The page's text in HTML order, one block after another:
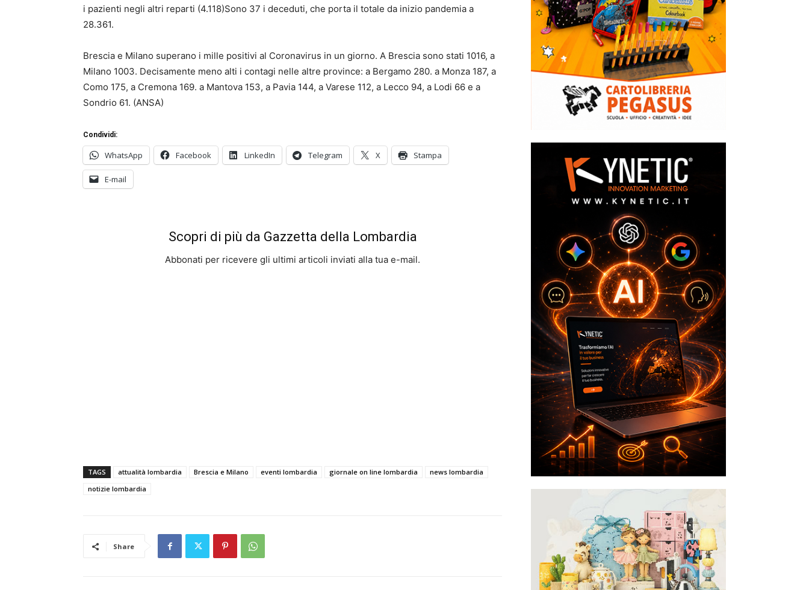
i pazienti negli altri reparti (4.118)Sono 37 i deceduti, che porta il totale da inizio pandemia a
28.361.
Brescia e Milano superano i mille positivi al Coronavirus in un giorno. A Brescia sono stati 1016, a
Milano 1003. Decisamente meno alti i contagi nelle altre province: a Bergamo 280. a Monza 187, a
Como 175, a Cremona 169. a Mantova 153, a Pavia 144, a Varese 112, a Lecco 94, a Lodi 66 e a
Sondrio 61. (ANSA)
Condividi:
WhatsApp Facebook LinkedIn Telegram X Stampa
E-mail
Scopri di più da Gazzetta della Lombardia
Abbonati per ricevere gli ultimi articoli inviati alla tua e-mail.
TAGS attualità lombardia Brescia e Milano eventi lombardia giornale on line lombardia
news lombardia
notizie lombardia
Share